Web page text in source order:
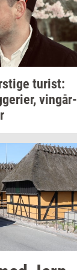
turist:
vin­går­